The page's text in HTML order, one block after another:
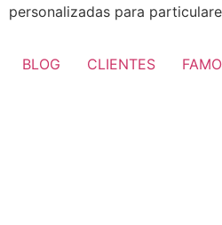
personalizadas para
BLOG CLIENTES